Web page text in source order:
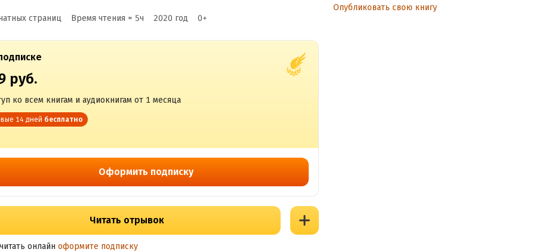
страниц Время чтения ≈ 5ч 2020 год 0+
руб.
ко всем книгам и аудиокнигам от 1 месяца
14 дней бесплатно
Оформить подписку
Читать отрывок
онлайн оформите подписку
Опубликовать свою книгу